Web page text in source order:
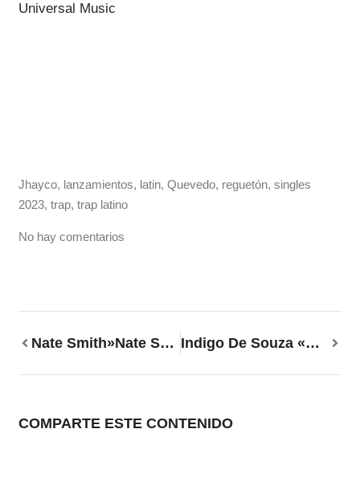
Universal Music
Jhayco, lanzamientos, latin, Quevedo, reguetón, singles
2023, trap, trap latino
No hay comentarios
Nate Smith»Nate Smith» Indigo De Souza «All Of This Will End»
COMPARTE ESTE CONTENIDO